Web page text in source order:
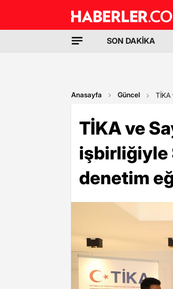
SON DAKİKA
Anasayfa Güncel TİKA
TİKA ve
işbirliğiyle
denetim